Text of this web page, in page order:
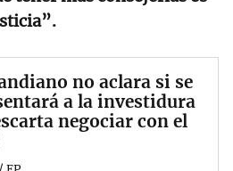
no aclara si se
a la investidura
negociar con el